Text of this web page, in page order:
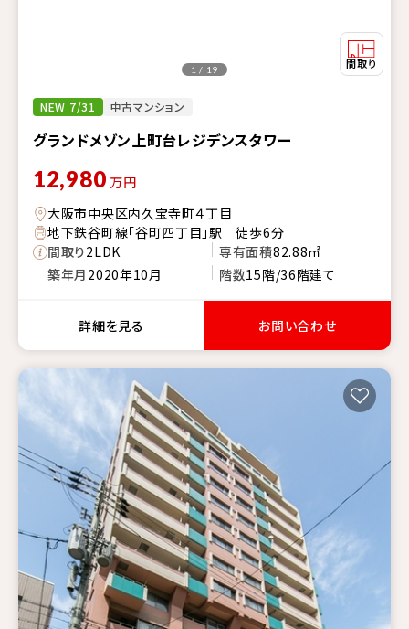
NEW 7/31 中古マンション
グランドメゾン上町台レジデンスタワー
1 / 19
12,980 万円
大阪市中央区内久宝寺町４丁目
地下鉄谷町線「谷町四丁目」駅 徒歩6分
間取り2LDK 専有面積82.88㎡
築年月 2020年10月 階数15階/36階建て
詳細を見る お問い合わせ